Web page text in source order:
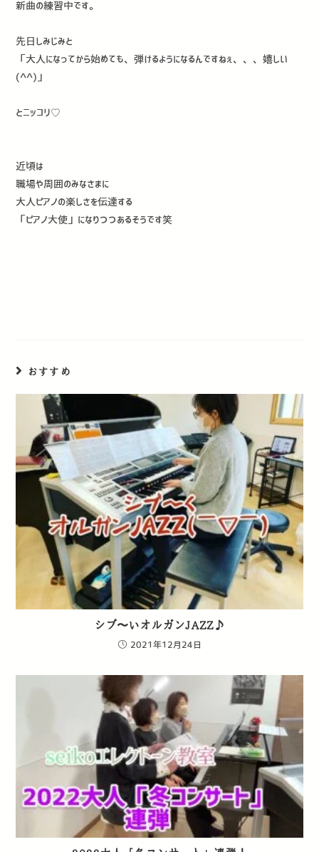
新曲の練習中です。
先日しみじみと
「大人になってから始めても、弾けるようになるんですねぇ、、、嬉しい
(^^)」
とニッコリ♡
近頃は
職場や周囲のみなさまに
大人ピアノの楽しさを伝達する
「ピアノ大使」になりつつあるそうです笑
おすすめ
シブ〜いオルガンJAZZ♪
2021年12月24日